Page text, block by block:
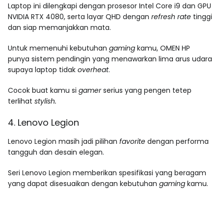
Laptop ini dilengkapi dengan prosesor Intel Core i9 dan GPU
NVIDIA RTX 4080, serta layar QHD dengan refresh rate tinggi
dan siap memanjakkan mata.
Untuk memenuhi kebutuhan gaming kamu, OMEN HP
punya sistem pendingin yang menawarkan lima arus udara
supaya laptop tidak overheat.
Cocok buat kamu si gamerserius yang pengen tetep
terlihat stylish.
4. Lenovo Legion
Lenovo Legion masih jadi pilihan favorite dengan performa
tangguh dan desain elegan.
Seri Lenovo Legion memberikan spesifikasi yang beragam
yang dapat disesuaikan dengan kebutuhan gaming kamu.